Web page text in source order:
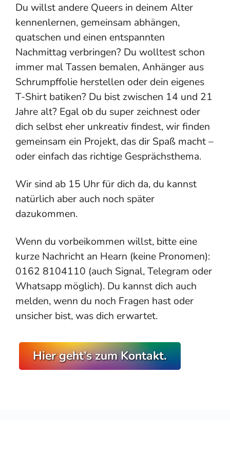
Du willst andere Queers in deinem Alter
kennenlernen, gemeinsam abhängen,
quatschen und einen entspannten
Nachmittag verbringen? Du wolltest schon
immer mal Tassen bemalen, Anhänger aus
Schrumpffolie herstellen oder dein eigenes
T-Shirt batiken? Du bist zwischen 14 und 21
Jahre alt? Egal ob du super zeichnest oder
dich selbst eher unkreativ findest, wir finden
gemeinsam ein Projekt, das dir Spaß macht –
oder einfach das richtige Gesprächsthema.
Wir sind ab 15 Uhr für dich da, du kannst
natürlich aber auch noch später
dazukommen.
Wenn du vorbeikommen willst, bitte eine
kurze Nachricht an Hearn (keine Pronomen):
0162 8104110 (auch Signal, Telegram oder
Whatsapp möglich). Du kannst dich auch
melden, wenn du noch Fragen hast oder
unsicher bist, was dich erwartet.
Hier geht’s zum Kontakt.